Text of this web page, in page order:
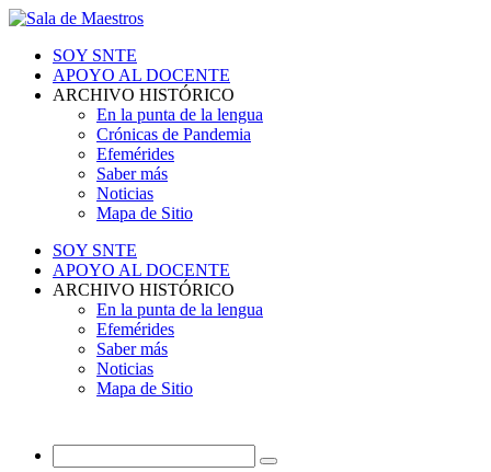
SOY SNTE
APOYO AL DOCENTE
ARCHIVO HISTÓRICO
En la punta de la lengua
Crónicas de Pandemia
Efemérides
Saber más
Noticias
Mapa de Sitio
SOY SNTE
APOYO AL DOCENTE
ARCHIVO HISTÓRICO
En la punta de la lengua
Efemérides
Saber más
Noticias
Mapa de Sitio